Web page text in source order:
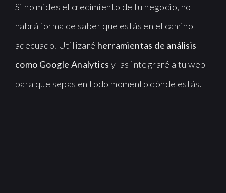
Si no mides el crecimiento de tu negocio, no
habrá forma de saber que estás en el camino
adecuado. Utilizaré herramientas de análisis
como Google Analytics y las integraré a tu web
para que sepas en todo momento dónde estás.